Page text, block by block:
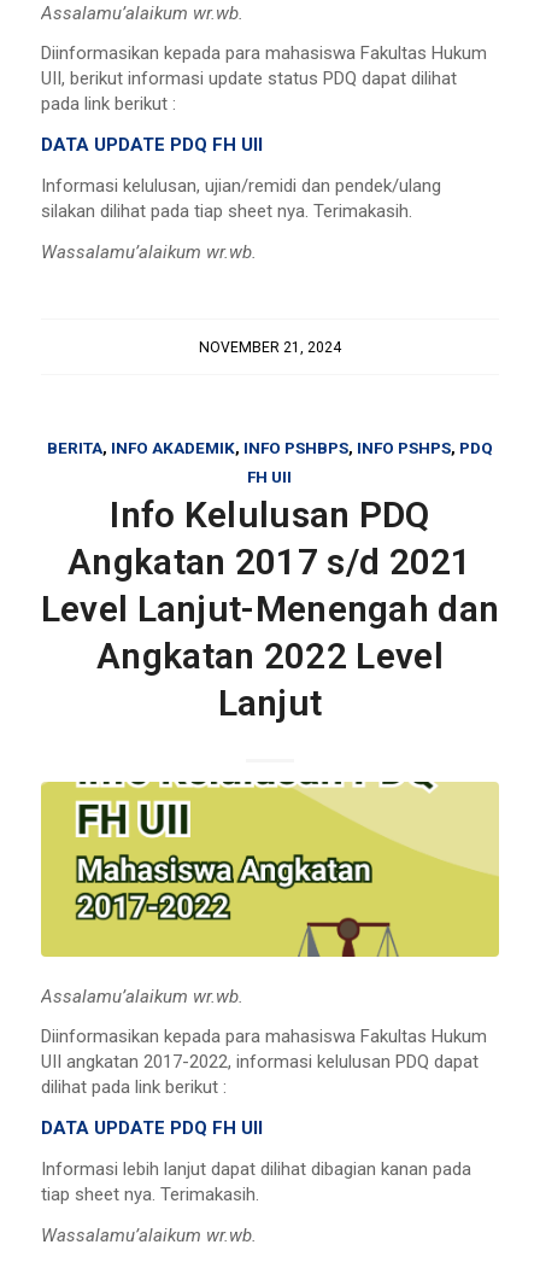
Assalamu’alaikum wr.wb.
Diinformasikan kepada para mahasiswa Fakultas Hukum
UII, berikut informasi update status PDQ dapat dilihat
pada link berikut :
DATA UPDATE PDQ FH UII
Informasi kelulusan, ujian/remidi dan pendek/ulang
silakan dilihat pada tiap sheet nya. Terimakasih.
Wassalamu’alaikum wr.wb.
NOVEMBER 21, 2024
BERITA, INFO AKADEMIK, INFO PSHBPS, INFO PSHPS, PDQ
FH UII
Info Kelulusan PDQ
Angkatan 2017 s/d 2021
Level Lanjut-Menengah dan
Angkatan 2022 Level
Lanjut
Assalamu’alaikum wr.wb.
Diinformasikan kepada para mahasiswa Fakultas Hukum
UII angkatan 2017-2022, informasi kelulusan PDQ dapat
dilihat pada link berikut :
DATA UPDATE PDQ FH UII
Informasi lebih lanjut dapat dilihat dibagian kanan pada
tiap sheet nya. Terimakasih.
Wassalamu’alaikum wr.wb.